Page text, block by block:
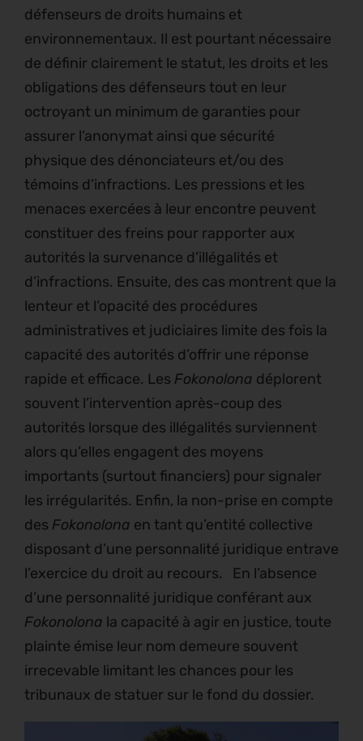
défenseurs de droits humains et
environnementaux. Il est pourtant nécessaire
de définir clairement le statut, les droits et les
obligations des défenseurs tout en leur
octroyant un minimum de garanties pour
assurer l’anonymat ainsi que sécurité
physique des dénonciateurs et/ou des
témoins d’infractions. Les pressions et les
menaces exercées à leur encontre peuvent
constituer des freins pour rapporter aux
autorités la survenance d’illégalités et
d’infractions. Ensuite, des cas montrent que la
lenteur et l’opacité des procédures
administratives et judiciaires limite des fois la
capacité des autorités d’offrir une réponse
rapide et efficace. Les Fokonolona déplorent
souvent l’intervention après-coup des
autorités lorsque des illégalités surviennent
alors qu’elles engagent des moyens
importants (surtout financiers) pour signaler
les irrégularités. Enfin, la non-prise en compte
des Fokonolona en tant qu’entité collective
disposant d’une personnalité juridique entrave
l’exercice du droit au recours. En l’absence
d’une personnalité juridique conférant aux
Fokonolona la capacité à agir en justice, toute
plainte émise leur nom demeure souvent
irrecevable limitant les chances pour les
tribunaux de statuer sur le fond du dossier.